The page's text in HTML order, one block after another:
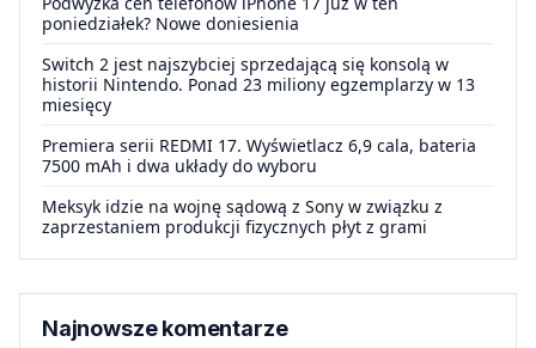
poniedziałek? Nowe doniesienia
Switch 2 jest najszybciej sprzedającą się konsolą w
historii Nintendo. Ponad 23 miliony egzemplarzy w 13
miesięcy
Premiera serii REDMI 17. Wyświetlacz 6,9 cala, bateria
7500 mAh i dwa układy do wyboru
Meksyk idzie na wojnę sądową z Sony w związku z
zaprzestaniem produkcji fizycznych płyt z grami
Najnowsze komentarze